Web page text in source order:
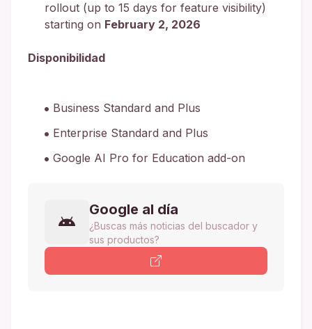
rollout (up to 15 days for feature visibility)
starting on February 2, 2026
Disponibilidad
Business Standard and Plus
Enterprise Standard and Plus
Google AI Pro for Education add-on
Google al día
¿Buscas más noticias del buscador y
sus productos?